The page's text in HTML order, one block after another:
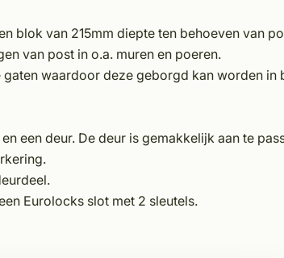
blok van 215mm diepte ten behoeven van
van post in o.a. muren en poeren.
waardoor deze geborgd kan worden in
een deur. De deur is gemakkelijk aan te
Eurolocks slot met 2 sleutels.